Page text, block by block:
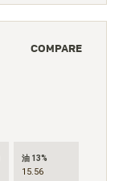
油 13%
15.56
COMPARE